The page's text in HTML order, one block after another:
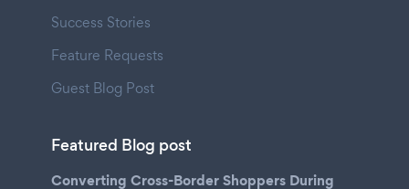
Success Stories
Feature Requests
Guest Blog Post
Featured Blog post
Converting Cross-Border Shoppers During